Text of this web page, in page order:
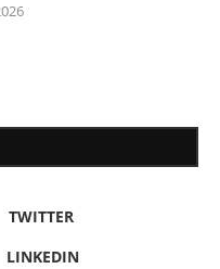
TWITTER
LINKEDIN